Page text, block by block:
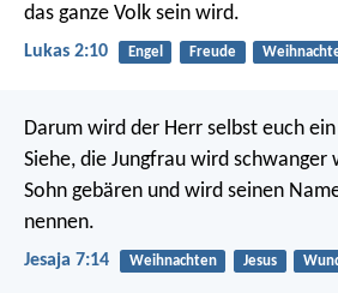
das ganze Volk sein wird.
Lukas 2:10 Engel Freude
Darum wird der Herr selbst euch
Siehe, die Jungfrau wird schwanger
Sohn gebären und wird seinen
nennen.
Jesaja 7:14 Weihnachten Jesus